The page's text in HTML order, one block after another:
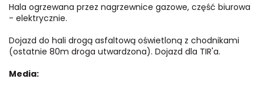
Hala ogrzewana przez nagrzewnice gazowe, część biurowa
- elektrycznie.
Dojazd do hali drogą asfaltową oświetloną z chodnikami
(ostatnie 80m droga utwardzona). Dojazd dla TIR'a.
Media: